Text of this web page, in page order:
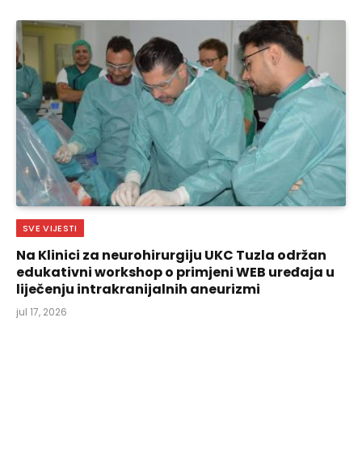
SVE VIJESTI
Na Klinici za neurohirurgiju UKC Tuzla održan
edukativni workshop o primjeni WEB uređaja u
liječenju intrakranijalnih aneurizmi
jul 17, 2026